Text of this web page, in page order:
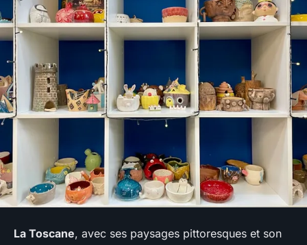
La Toscane, avec ses paysages pittoresques et son